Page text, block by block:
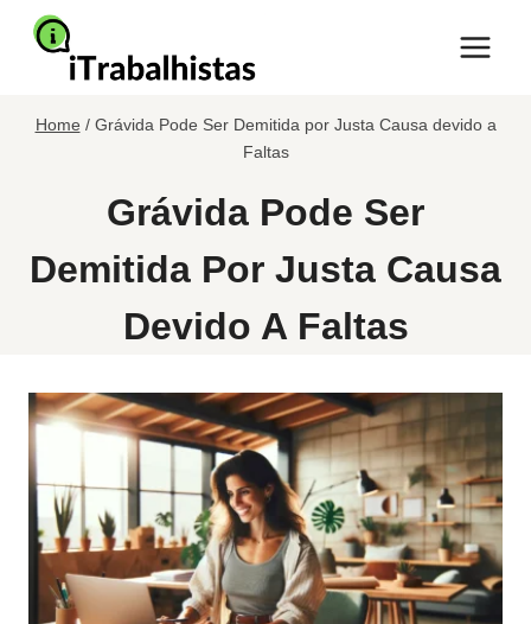
Pular
para
Home / Grávida Pode Ser Demitida por Justa Causa devido a
Faltas
Grávida Pode Ser
Demitida Por Justa Causa
Devido A Faltas